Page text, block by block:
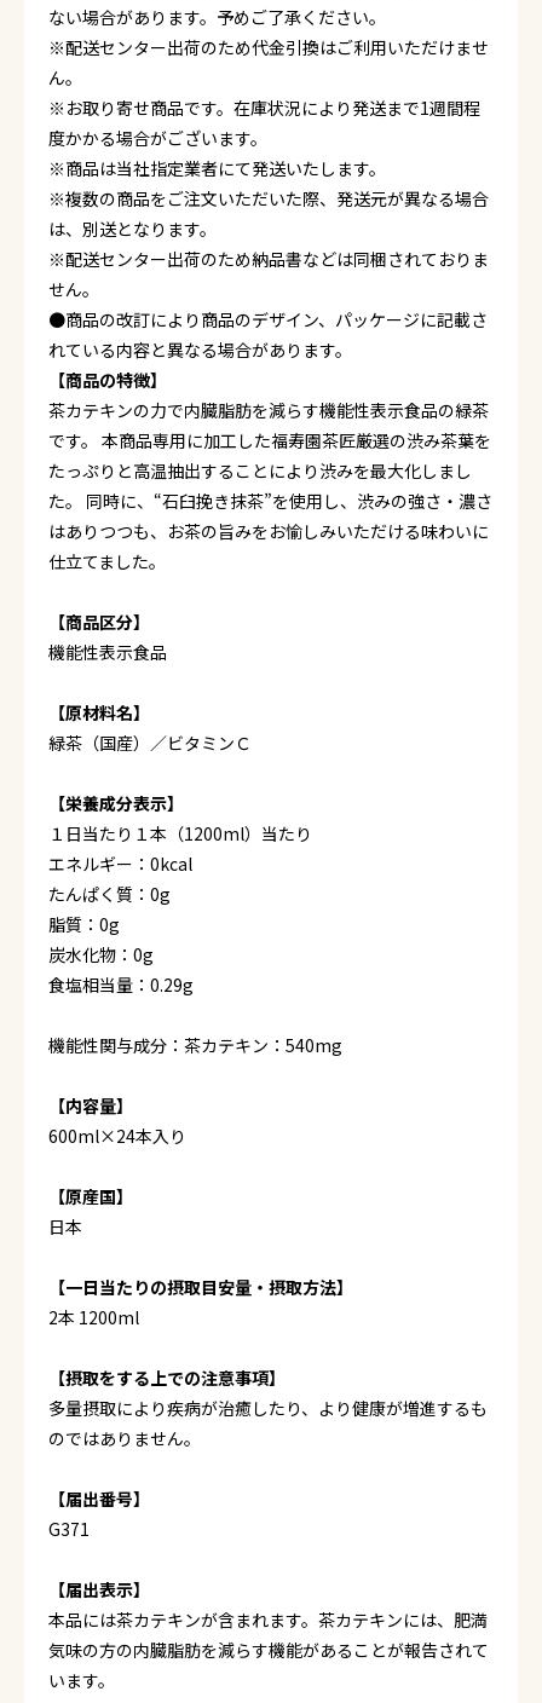
ない場合があります。予めご了承ください。
※配送センター出荷のため代金引換はご利用いただけませ
ん。
※お取り寄せ商品です。在庫状況により発送まで1週間程
度かかる場合がございます。
※商品は当社指定業者にて発送いたします。
※複数の商品をご注文いただいた際、発送元が異なる場合
は、別送となります。
※配送センター出荷のため納品書などは同梱されておりま
せん。
●商品の改訂により商品のデザイン、パッケージに記載さ
れている内容と異なる場合があります。
【商品の特徴】
茶カテキンの力で内臓脂肪を減らす機能性表示食品の緑茶
です。 本商品専用に加工した福寿園茶匠厳選の渋み茶葉を
たっぷりと高温抽出することにより渋みを最大化しまし
た。 同時に、“石臼挽き抹茶”を使用し、渋みの強さ・濃さ
はありつつも、お茶の旨みをお愉しみいただける味わいに
仕立てました。
【商品区分】
機能性表示食品
【原材料名】
緑茶（国産）／ビタミンＣ
【栄養成分表示】
１日当たり１本（1200ml）当たり
エネルギー：0kcal
たんぱく質：0g
脂質：0g
炭水化物：0g
食塩相当量：0.29g
機能性関与成分：茶カテキン：540mg
【内容量】
600ml×24本入り
【原産国】
日本
【一日当たりの摂取目安量・摂取方法】
2本 1200ml
【摂取をする上での注意事項】
多量摂取により疾病が治癒したり、より健康が増進するも
のではありません。
【届出番号】
G371
【届出表示】
本品には茶カテキンが含まれます。茶カテキンには、肥満
気味の方の内臓脂肪を減らす機能があることが報告されて
います。